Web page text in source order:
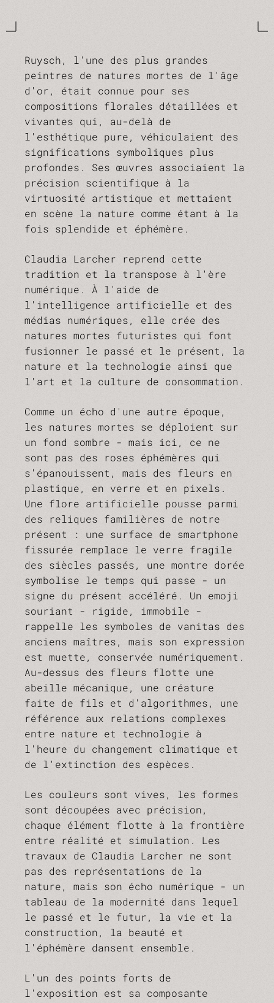
Ruysch, l'une des plus grandes
peintres de natures mortes de l'âge
d'or, était connue pour ses
compositions florales détaillées et
vivantes qui, au-delà de
l'esthétique pure, véhiculaient des
significations symboliques plus
profondes. Ses œuvres associaient la
précision scientifique à la
virtuosité artistique et mettaient
en scène la nature comme étant à la
fois splendide et éphémère.
Claudia Larcher reprend cette
tradition et la transpose à l'ère
numérique. À l'aide de
l'intelligence artificielle et des
médias numériques, elle crée des
natures mortes futuristes qui font
fusionner le passé et le présent, la
nature et la technologie ainsi que
l'art et la culture de consommation.
Comme un écho d'une autre époque,
les natures mortes se déploient sur
un fond sombre - mais ici, ce ne
sont pas des roses éphémères qui
s'épanouissent, mais des fleurs en
plastique, en verre et en pixels.
Une flore artificielle pousse parmi
des reliques familières de notre
présent : une surface de smartphone
fissurée remplace le verre fragile
des siècles passés, une montre dorée
symbolise le temps qui passe - un
signe du présent accéléré. Un emoji
souriant - rigide, immobile -
rappelle les symboles de vanitas des
anciens maîtres, mais son expression
est muette, conservée numériquement.
Au-dessus des fleurs flotte une
abeille mécanique, une créature
faite de fils et d'algorithmes, une
référence aux relations complexes
entre nature et technologie à
l'heure du changement climatique et
de l'extinction des espèces.
Les couleurs sont vives, les formes
sont découpées avec précision,
chaque élément flotte à la frontière
entre réalité et simulation. Les
travaux de Claudia Larcher ne sont
pas des représentations de la
nature, mais son écho numérique - un
tableau de la modernité dans lequel
le passé et le futur, la vie et la
construction, la beauté et
l'éphémère dansent ensemble.
L'un des points forts de
l'exposition est sa composante